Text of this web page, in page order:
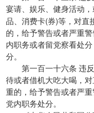
宴请、娱乐、健身活动
品、消费卡(券)等，对直
的，给予警告或者严重
内职务或者留党察看处
分。
第一百一十六条 违
待或者借机大吃大喝，
重的，给予警告或者严
党内职务处分。